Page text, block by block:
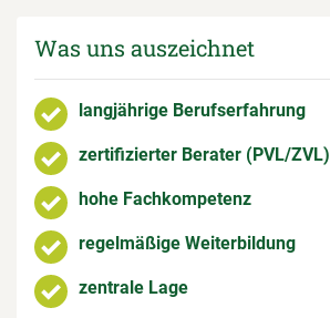
Was uns auszeichnet
langjährige Berufserfahrung
zertifizierter Berater (PVL/ZVL)
hohe Fachkompetenz
regelmäßige Weiterbildung
zentrale Lage